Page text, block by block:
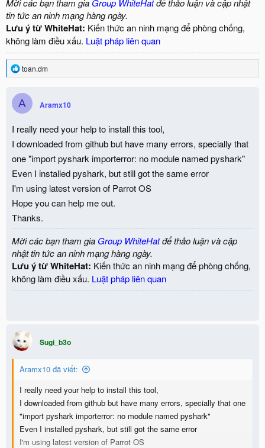
tin tức an ninh mạng hàng ngày.
Lưu ý từ WhiteHat: Kiến thức an ninh mạng để phòng chống,
không làm điều xấu. Luật pháp liên quan
R
e
c
t
i
n
s
toan.dm
A Aramx10
I really need your help to install this tool,
I downloaded from github but have many errors, specially that
one "import pyshark importerror: no module named pyshark"
Even I installed pyshark, but still got the same error
I'm using latest version of Parrot OS
Hope you can help me out.
Thanks.
Mời các bạn tham gia Group WhiteHatđể thảo luận và cập
nhật tin tức an ninh mạng hàng ngày.
Lưu ý từ WhiteHat: Kiến thức an ninh mạng để phòng chống,
không làm điều xấu. Luật pháp liên quan
Sugi_b3o
Aramx10 đã viết:
I really need your help to install this tool,
I downloaded from github but have many errors, specially that one
"import pyshark importerror: no module named pyshark"
Even I installed pyshark, but still got the same error
I'm using latest version of Parrot OS